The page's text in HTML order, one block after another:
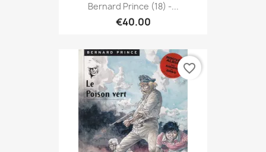
Bernard Prince (18) -...
€40.00
favorite_border